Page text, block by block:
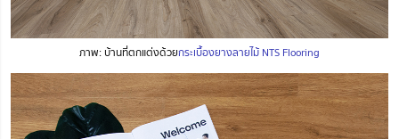
ภาพ: บ้านที่ตกแต่งด้วยกระเบื้องยางลายไม้ NTS Flooring